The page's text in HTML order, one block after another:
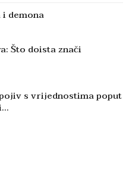
demona
Što doista znači
s vrijednostima poput